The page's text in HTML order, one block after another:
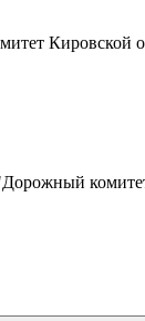
Кировской